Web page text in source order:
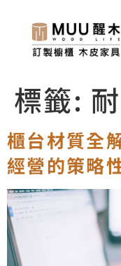
標籤:
櫃台材質全
經營的策略